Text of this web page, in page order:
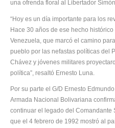
una ofrenda floral al Libertador
“Hoy es un día importante para los
Hace 30 años de ese hecho
Venezuela, que marcó el camino
pueblo por las nefastas políticas del
Chávez y jóvenes militares
política”, resaltó Ernesto Luna.
Por su parte el G/D Ernesto
Armada Nacional Bolivariana
continuar el legado del Comandante
que el 4 febrero de 1992 mostró al